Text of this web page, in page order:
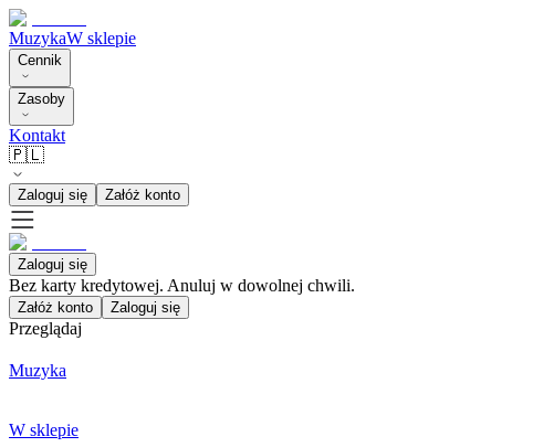
MuzykaW sklepie
Cennik
Zasoby
Kontakt
🇵🇱
Zaloguj się Załóż konto
Zaloguj się
Bez karty kredytowej. Anuluj w dowolnej chwili.
Załóż konto Zaloguj się
Przeglądaj
Muzyka
W sklepie